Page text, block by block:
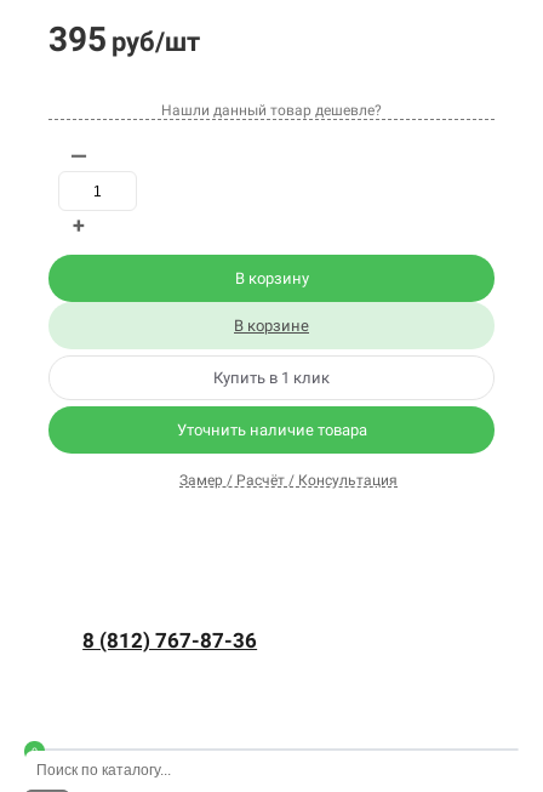
395 руб/шт
Нашли данный товар дешевле?
—
+
В корзину
В корзине
Купить в 1 клик
Уточнить наличие товара
Замер / Расчёт / Консультация
8 (812) 767-87-36
0